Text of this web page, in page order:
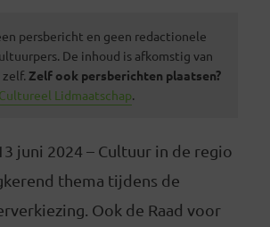
persbericht en geen redactionele
De inhoud is afkomstig van
Zelf ook persberichten plaatsen?
Lidmaatschap.
juni 2024 – Cultuur in de regio
thema tijdens de
Ook de Raad voor